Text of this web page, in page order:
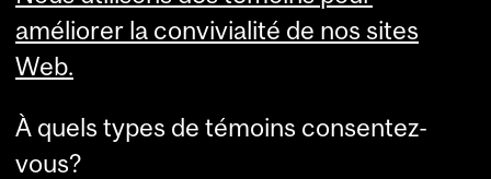
Department
and
University
Information
améliorer la convivialité de nos sites
Web.
À quels types de témoins consentez-
vous?